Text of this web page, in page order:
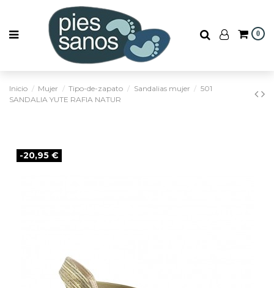
0
Inicio Mujer Tipo-de-zapato Sandalias mujer
501
SANDALIA YUTE RAFIA NATUR
-20,95 €